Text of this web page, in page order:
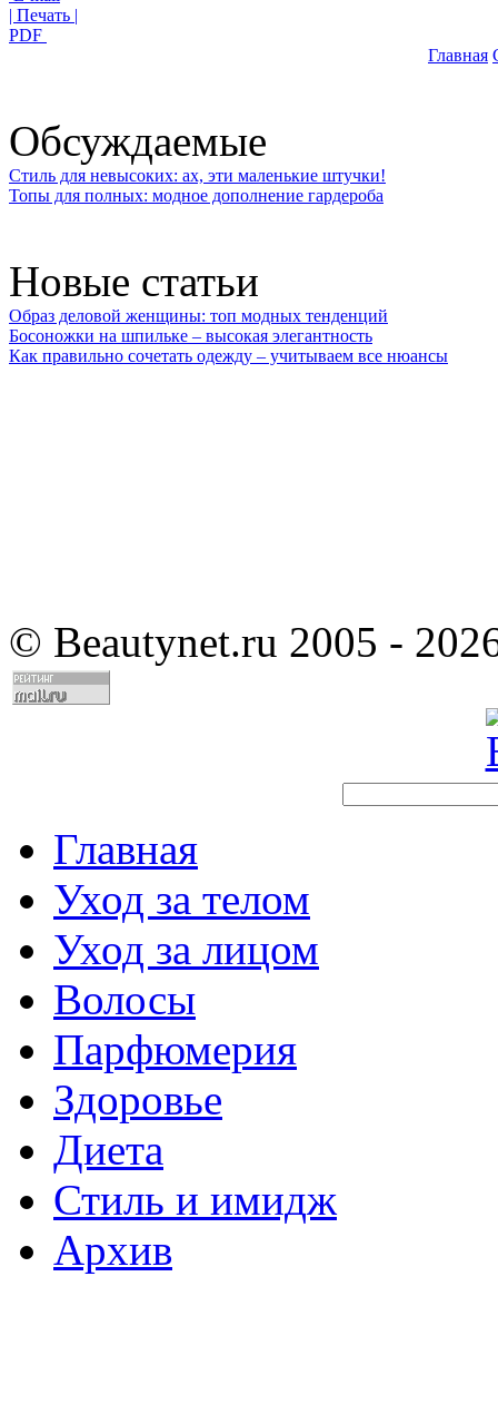
| Печать |
PDF
Главная
Обсуждаемые
Стиль для невысоких: ах, эти маленькие штучки!
Топы для полных: модное дополнение гардероба
Новые статьи
Образ деловой женщины: топ модных тенденций
Босоножки на шпильке – высокая элегантность
Как правильно сочетать одежду – учитываем все нюансы
© Beautynet.ru 2005 -
Главная
Уход за телом
Уход за лицом
Волосы
Парфюмерия
Здоровье
Диета
Стиль и имидж
Архив